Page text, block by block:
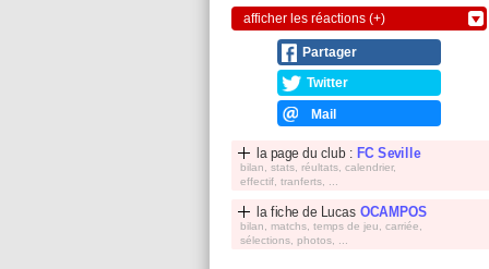
afficher les réactions (+)
Partager
Twitter
Mail
la page du club : FC Seville
bilan, stats, réultats, calendrier,
effectif, tranferts, ...
la fiche de Lucas OCAMPOS
bilan, matchs, temps de jeu, carriée,
sélections, photos, ...